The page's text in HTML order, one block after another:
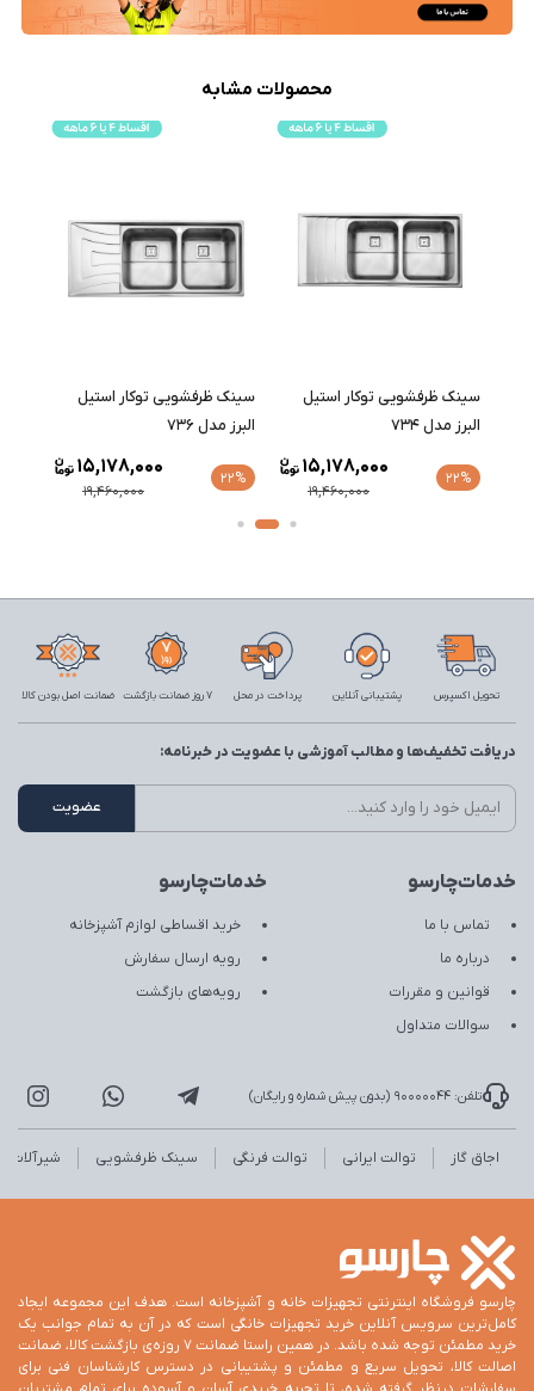
محصولات مشابه
سينک ظرفشویی توکار استیل
البرز مدل 734
22%
19,460,000
15,178,000
سينک ظرفشویی توکار استیل
البرز مدل 736
22%
19,460,000
15,178,000
تحویل اکسپرس پشتیبانی آنلاین پرداخت در محل 7 روز ضمانت بازگشت ضمانت اصل بودن کالا
خدمات‌چارسو
تماس با ما
درباره ما
قوانین و مقررات
سوالات متداول
خدمات‌چارسو
خرید اقساطی لوازم آشپزخانه
رویه ارسال سفارش
رویه‌های بازگشت
دریافت تخفیف‌ها و مطالب آموزشی با عضویت در خبرنامه:
تلفن: 90000044 (بدون پیش شماره و رایگان)
اجاق گاز توالت ایرانی توالت فرنگی سینک ظرفشویی شیرآلات
چارسو فروشگاه اینترنتی تجهیزات خانه و آشپزخانه است. هدف این مجموعه ایجاد
کامل‌ترین سرویس آنلاین خرید تجهیزات خانگی است که در آن به تمام جوانب یک
خرید مطمئن توجه شده باشد. در همین راستا ضمانت 7 روزه‌ی بازگشت کالا، ضمانت
اصالت کالا، تحویل سریع و مطمئن و پشتیبانی در دسترس کارشناسان فنی برای